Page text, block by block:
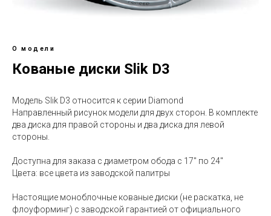
О модели
Кованые диски Slik D3
Модель Slik D3 относится к серии Diamond
Направленный рисунок модели для двух сторон. В комплекте
два диска для правой стороны и два диска для левой
стороны.
Доступна для заказа с диаметром обода с 17" по 24"
Цвета: все цвета из заводской палитры
Настоящие моноблочные кованые диски (не раскатка, не
флоуформинг) с заводской гарантией от официального